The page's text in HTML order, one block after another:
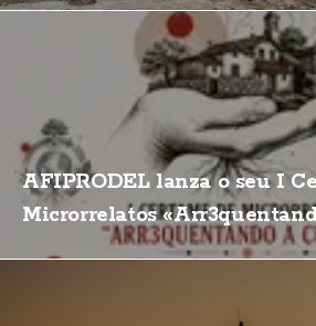
AFIPRODEL lanza o seu I
Microrrelatos